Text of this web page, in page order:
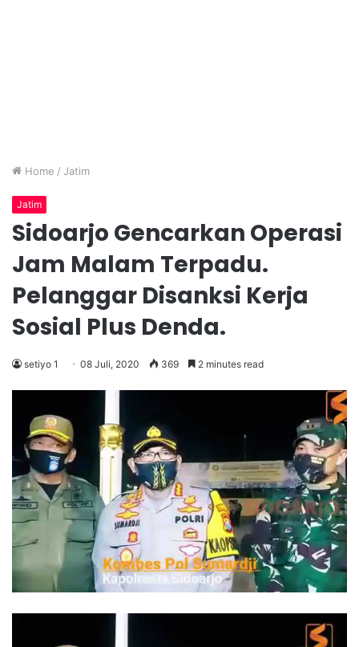
Home / Jatim
Jatim
Sidoarjo Gencarkan Operasi
Jam Malam Terpadu.
Pelanggar Disanksi Kerja
Sosial Plus Denda.
setiyo 1 08 Juli, 2020 369 2 minutes read